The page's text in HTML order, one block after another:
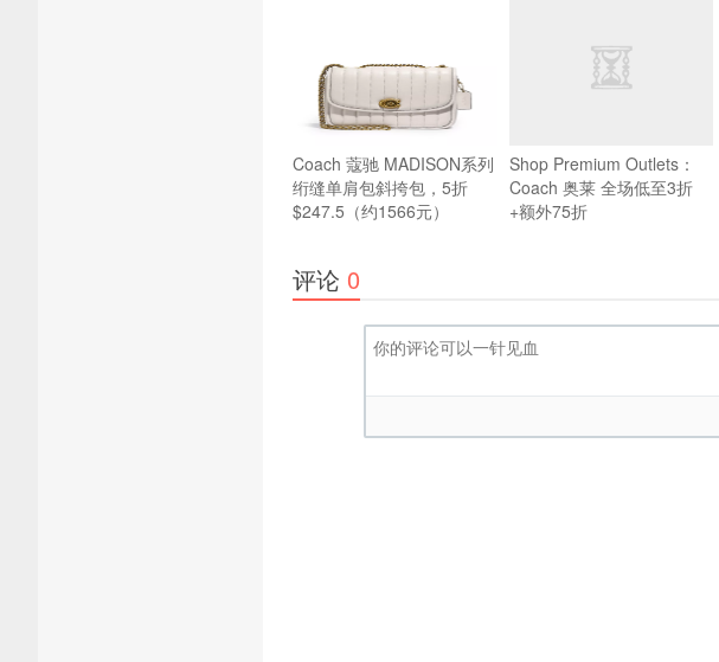
Coach 蔻驰 MADISON系列
绗缝单肩包斜挎包，5折
$247.5（约1566元）
Shop Premium Outlets：
Coach 奥莱 全场低至3折
+额外75折
评论 0